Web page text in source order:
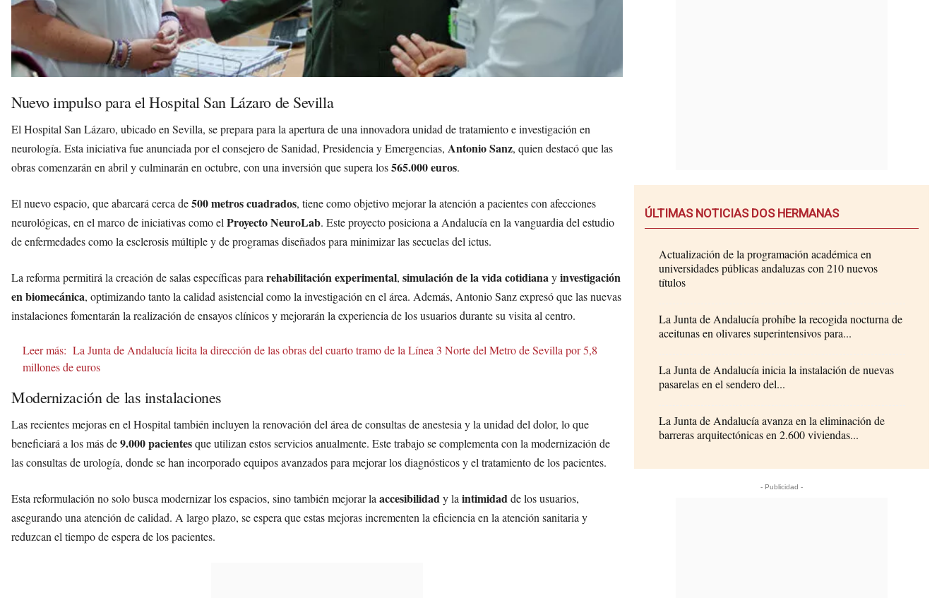
Nuevo impulso para el Hospital San Lázaro de Sevilla
El Hospital San Lázaro, ubicado en Sevilla, se prepara para la apertura de una innovadora unidad de tratamiento e investigación en
neurología. Esta iniciativa fue anunciada por el consejero de Sanidad, Presidencia y Emergencias, Antonio Sanz, quien destacó que las
obras comenzarán en abril y culminarán en octubre, con una inversión que supera los565.000 euros.
El nuevo espacio, que abarcará cerca de500 metros cuadrados, tiene como objetivo mejorar la atención a pacientes con afecciones
neurológicas, en el marco de iniciativas como elProyecto NeuroLab. Este proyecto posiciona a Andalucía en la vanguardia del estudio
de enfermedades como la esclerosis múltiple y de programas diseñados para minimizar las secuelas del ictus.
La reforma permitirá la creación de salas específicas pararehabilitación experimental, simulación de la vida cotidianayinvestigación
en biomecánica, optimizando tanto la calidad asistencial como la investigación en el área. Además, Antonio Sanz expresó que las nuevas
instalaciones fomentarán la realización de ensayos clínicos y mejorarán la experiencia de los usuarios durante su visita al centro.
Leer más: La Junta de Andalucía licita la dirección de las obras del cuarto tramo de la Línea 3 Norte del Metro de Sevilla por 5,8
millones de euros
Modernización de las instalaciones
Las recientes mejoras en el Hospital también incluyen la renovación del área de consultas de anestesia y la unidad del dolor, lo que
beneficiará a los más de9.000 pacientesque utilizan estos servicios anualmente. Este trabajo se complementa con la modernización de
las consultas de urología, donde se han incorporado equipos avanzados para mejorar los diagnósticos y el tratamiento de los pacientes.
Esta reformulación no solo busca modernizar los espacios, sino también mejorar laaccesibilidady laintimidadde los usuarios,
asegurando una atención de calidad. A largo plazo, se espera que estas mejoras incrementen la eficiencia en la atención sanitaria y
reduzcan el tiempo de espera de los pacientes.
ÚLTIMAS NOTICIAS DOS HERMANAS
Actualización de la programación académica en
universidades públicas andaluzas con 210 nuevos
títulos
La Junta de Andalucía prohíbe la recogida nocturna de
aceitunas en olivares superintensivos para...
La Junta de Andalucía inicia la instalación de nuevas
pasarelas en el sendero del...
La Junta de Andalucía avanza en la eliminación de
barreras arquitectónicas en 2.600 viviendas...
- Publicidad -